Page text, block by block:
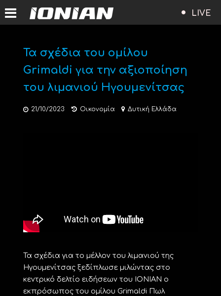
LIVE
Τα σχέδια του ομίλου
Grimaldi για την αξιοποίηση
του λιμανιού Ηγουμενίτσας
21/10/2023 Οικονομία Δυτική Ελλάδα
Τα σχέδια για το μέλλον του λιμανιού της
Ηγουμενίτσας ξεδίπλωσε μιλώντας στο
κεντρικό δελτίο ειδήσεων του ΙΟΝΙΑΝ ο
εκπρόσωπος του ομίλου Grimaldi Πωλ